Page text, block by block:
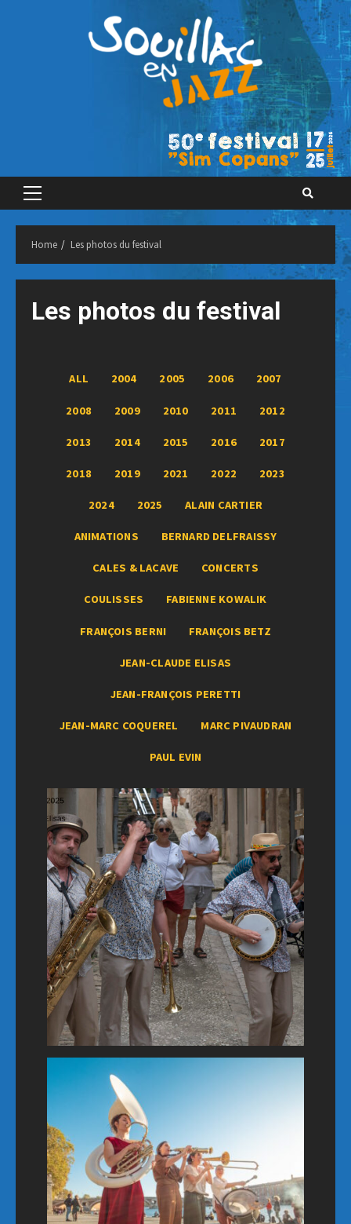
Primary
Home Les photos du festival
Les photos du festival
ALL 2004 2005 2006 2007
2008 2009 2010 2011 2012
2013 2014 2015 2016 2017
2018 2019 2021 2022 2023
2024 2025 ALAIN CARTIER
ANIMATIONS BERNARD DELFRAISSY
CALES & LACAVE CONCERTS
COULISSES FABIENNE KOWALIK
FRANÇOIS BERNI FRANÇOIS BETZ
JEAN-CLAUDE ELISAS
JEAN-FRANÇOIS PERETTI
JEAN-MARC COQUEREL MARC PIVAUDRAN
PAUL EVIN